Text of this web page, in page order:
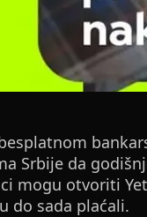
Srbije da
mogu otvoriti
do sada plaćali.